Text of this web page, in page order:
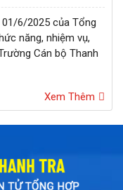
6/2025 của Tổng
năng, nhiệm vụ,
Cán bộ Thanh
Xem Thêm